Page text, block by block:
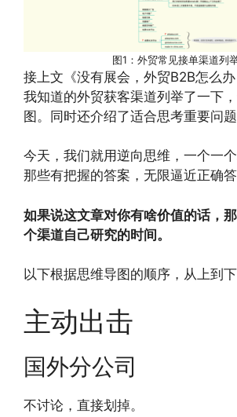
图1：外贸常见接单渠道列
接上文《没有展会，外贸B2B怎么
我知道的外贸获客渠道列举了一下
图。同时还介绍了适合思考重要问题
今天，我们就用逆向思维，一个一
那些有把握的答案，无限逼近正确答
如果说这文章对你有啥价值的话，
个渠道自己研究的时间。
以下根据思维导图的顺序，从上到下
主动出击
国外分公司
不讨论，直接划掉。